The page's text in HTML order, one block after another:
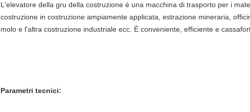
L'elevatore della gru della costruzione è una macchina di trasporto per i
costruzione in costruzione ampiamente applicata, estrazione mineraria,
molo e l'altra costruzione industriale ecc. È conveniente, efficiente e
Parametri tecnici: